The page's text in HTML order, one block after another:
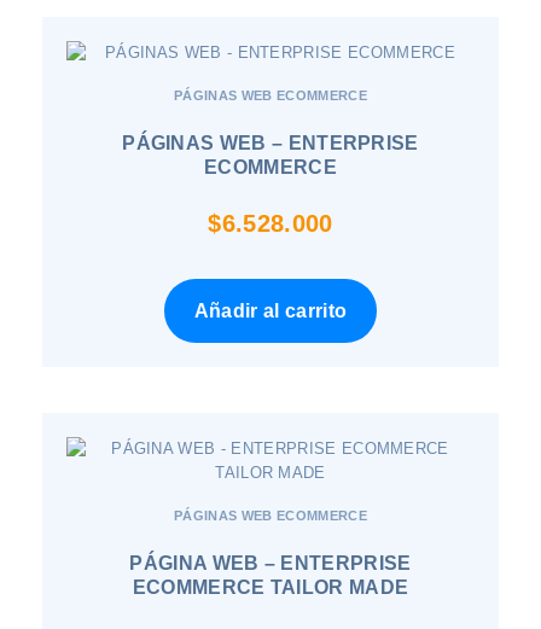
PÁGINAS WEB ECOMMERCE
PÁGINAS WEB – ENTERPRISE
ECOMMERCE
$6.528.000
Añadir al carrito
PÁGINAS WEB ECOMMERCE
PÁGINA WEB – ENTERPRISE
ECOMMERCE TAILOR MADE